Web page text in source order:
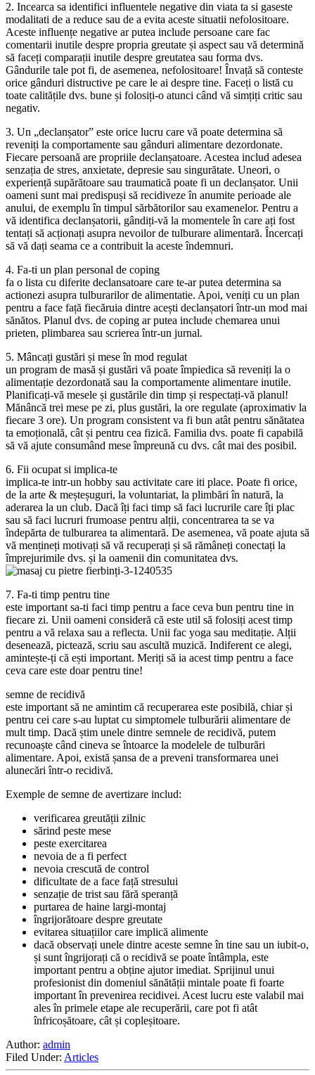
2. Incearca sa identifici influentele negative din viata ta si gaseste
modalitati de a reduce sau de a evita aceste situatii nefolositoare.
Aceste influențe negative ar putea include persoane care fac
comentarii inutile despre propria greutate și aspect sau vă determină
să faceți comparații inutile despre greutatea sau forma dvs.
Gândurile tale pot fi, de asemenea, nefolositoare! Învață să conteste
orice gânduri distructive pe care le ai despre tine. Faceți o listă cu
toate calitățile dvs. bune și folosiți-o atunci când vă simțiți critic sau
negativ.
3. Un „declanșator” este orice lucru care vă poate determina să
reveniți la comportamente sau gânduri alimentare dezordonate.
Fiecare persoană are propriile declanșatoare. Acestea includ adesea
senzația de stres, anxietate, depresie sau singurătate. Uneori, o
experiență supărătoare sau traumatică poate fi un declanșator. Unii
oameni sunt mai predispuși să recidiveze în anumite perioade ale
anului, de exemplu în timpul sărbătorilor sau examenelor. Pentru a
vă identifica declanșatorii, gândiți-vă la momentele în care ați fost
tentați să acționați asupra nevoilor de tulburare alimentară. Încercați
să vă dați seama ce a contribuit la aceste îndemnuri.
4. Fa-ti un plan personal de coping
fa o lista cu diferite declansatoare care te-ar putea determina sa
actionezi asupra tulburarilor de alimentatie. Apoi, veniți cu un plan
pentru a face față fiecăruia dintre acești declanșatori într-un mod mai
sănătos. Planul dvs. de coping ar putea include chemarea unui
prieten, plimbarea sau scrierea într-un jurnal.
5. Mâncați gustări și mese în mod regulat
un program de masă și gustări vă poate împiedica să reveniți la o
alimentație dezordonată sau la comportamente alimentare inutile.
Planificați-vă mesele și gustările din timp și respectați-vă planul!
Mănâncă trei mese pe zi, plus gustări, la ore regulate (aproximativ la
fiecare 3 ore). Un program consistent va fi bun atât pentru sănătatea
ta emoțională, cât și pentru cea fizică. Familia dvs. poate fi capabilă
să vă ajute consumând mese împreună cu dvs. cât mai des posibil.
6. Fii ocupat si implica-te
implica-te intr-un hobby sau activitate care iti place. Poate fi orice,
de la arte & meșteșuguri, la voluntariat, la plimbări în natură, la
aderarea la un club. Dacă îți faci timp să faci lucrurile care îți plac
sau să faci lucruri frumoase pentru alții, concentrarea ta se va
îndepărta de tulburarea ta alimentară. De asemenea, vă poate ajuta să
vă mențineți motivați să vă recuperați și să rămâneți conectați la
împrejurimile dvs. și la oamenii din comunitatea dvs.
7. Fa-ti timp pentru tine
este important sa-ti faci timp pentru a face ceva bun pentru tine in
fiecare zi. Unii oameni consideră că este util să folosiți acest timp
pentru a vă relaxa sau a reflecta. Unii fac yoga sau meditație. Alții
desenează, pictează, scriu sau ascultă muzică. Indiferent ce alegi,
amintește-ți că ești important. Meriți să ia acest timp pentru a face
ceva care este doar pentru tine!
semne de recidivă
este important să ne amintim că recuperarea este posibilă, chiar și
pentru cei care s-au luptat cu simptomele tulburării alimentare de
mult timp. Dacă știm unele dintre semnele de recidivă, putem
recunoaște când cineva se întoarce la modelele de tulburări
alimentare. Apoi, există șansa de a preveni transformarea unei
alunecări într-o recidivă.
Exemple de semne de avertizare includ:
verificarea greutății zilnic
sărind peste mese
peste exercitarea
nevoia de a fi perfect
nevoia crescută de control
dificultate de a face față stresului
senzație de trist sau fără speranță
purtarea de haine largi-montaj
îngrijorătoare despre greutate
evitarea situațiilor care implică alimente
dacă observați unele dintre aceste semne în tine sau un iubit-o,
și sunt îngrijorați că o recidivă se poate întâmpla, este
important pentru a obține ajutor imediat. Sprijinul unui
profesionist din domeniul sănătății mintale poate fi foarte
important în prevenirea recidivei. Acest lucru este valabil mai
ales în primele etape ale recuperării, care pot fi atât
înfricoșătoare, cât și copleșitoare.
Author: admin
Filed Under: Articles